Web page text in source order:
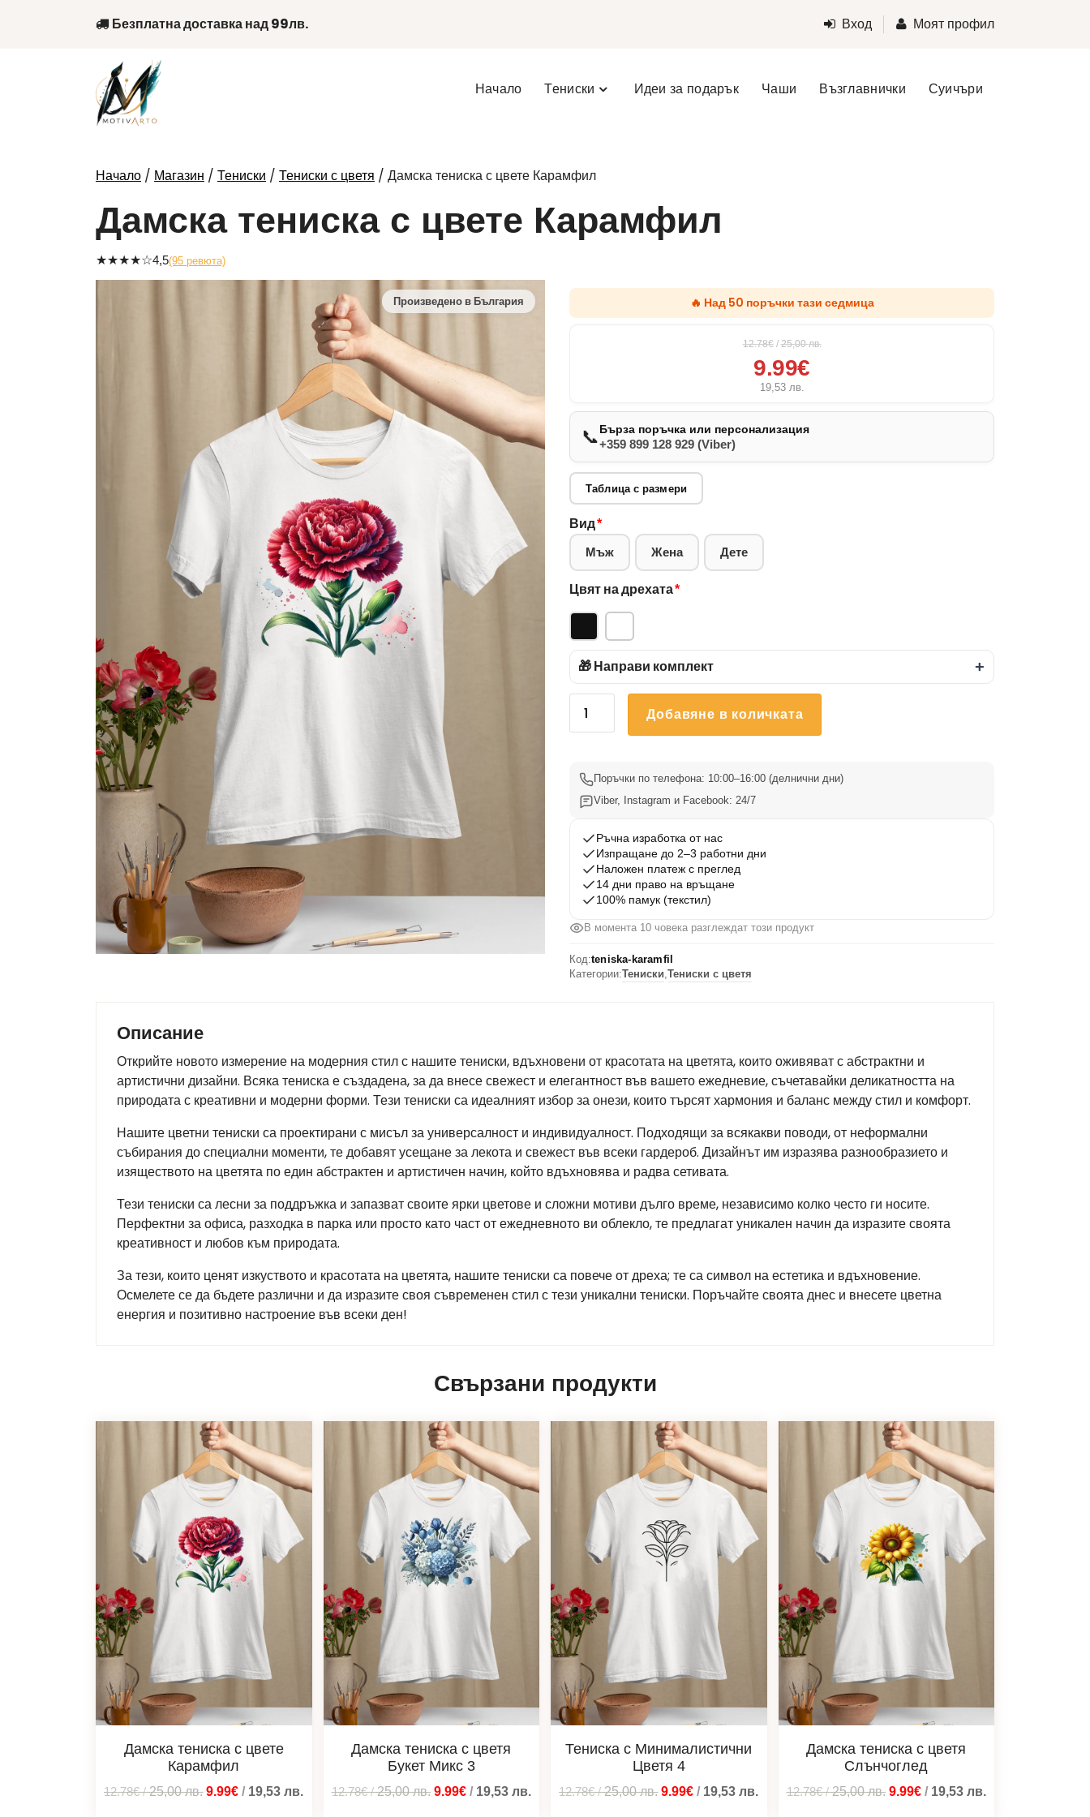
Безплатна доставка над 99лв. Вход Моят профил
Начало Тениски Идеи за подарък Чаши Възглавнички Суичъри
Начало / Магазин / Тениски / Тениски с цветя / Дамска тениска с цвете Карамфил
Дамска тениска с цвете Карамфил
★★★★☆4,5(95 ревюта)
🔥 Над 50 поръчки тази седмица
12.78€ / 25,00лв.
9.99€
19,53 лв.
📞Бърза поръчка или персонализация
+359 899 128 929 (Viber)
Таблица с размери
Вид*
Мъж Жена Дете
Цвят на дрехата*
🎁 Направи комплект +
количество
цвете
Добавяне в количката
Поръчки по телефона: 10:00–16:00 (делнични дни)
Viber, Instagram и Facebook: 24/7
Ръчна изработка от нас
Изпращане до 2–3 работни дни
Наложен платеж с преглед
14 дни право на връщане
100% памук (текстил)
В момента 9 човека разглеждат този продукт
Код:teniska-karamfil
Категории:Тениски,Тениски с цветя
Описание
Открийте новото измерение на модерния стил с нашите тениски, вдъхновени от красотата на цветята, които оживяват с абстрактни и
артистични дизайни. Всяка тениска е създадена, за да внесе свежест и елегантност във вашето ежедневие, съчетавайки деликатността на
природата с креативни и модерни форми. Тези тениски са идеалният избор за онези, които търсят хармония и баланс между стил и комфорт.
Нашите цветни тениски са проектирани с мисъл за универсалност и индивидуалност. Подходящи за всякакви поводи, от неформални
събирания до специални моменти, те добавят усещане за лекота и свежест във всеки гардероб. Дизайнът им изразява разнообразието и
изяществото на цветята по един абстрактен и артистичен начин, който вдъхновява и радва сетивата.
Тези тениски са лесни за поддръжка и запазват своите ярки цветове и сложни мотиви дълго време, независимо колко често ги носите.
Перфектни за офиса, разходка в парка или просто като част от ежедневното ви облекло, те предлагат уникален начин да изразите своята
креативност и любов към природата.
За тези, които ценят изкуството и красотата на цветята, нашите тениски са повече от дреха; те са символ на естетика и вдъхновение.
Осмелете се да бъдете различни и да изразите своя съвременен стил с тези уникални тениски. Поръчайте своята днес и внесете цветна
енергия и позитивно настроение във всеки ден!
Свързани продукти
Дамска тениска с цвете
Карамфил
12.78€/25,00лв. 9.99€ / 19,53лв.
Дамска тениска с цветя
Букет Микс 3
12.78€/25,00лв. 9.99€/ 19,53 лв.
Тениска с Минималистични
Цветя 4
12.78€/25,00лв. 9.99€ / 19,53лв.
Дамска тениска с цветя
Слънчоглед
12.78€/25,00лв. 9.99€/ 19,53 лв.